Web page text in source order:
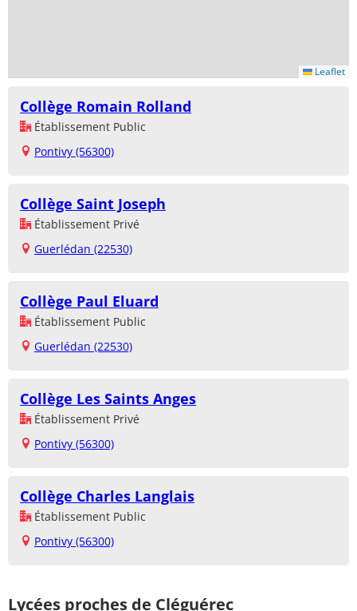
Leaflet
Collège Romain Rolland
Établissement Public
Pontivy (56300)
Collège Saint Joseph
Établissement Privé
Guerlédan (22530)
Collège Paul Eluard
Établissement Public
Guerlédan (22530)
Collège Les Saints Anges
Établissement Privé
Pontivy (56300)
Collège Charles Langlais
Établissement Public
Pontivy (56300)
Lycées proches de Cléguérec